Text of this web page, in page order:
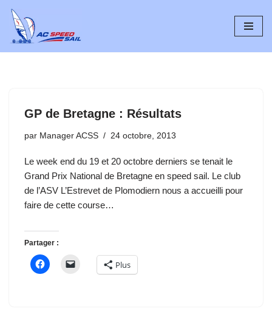
Aller
au
GP de Bretagne : Résultats
par Manager ACSS 24 octobre, 2013
Le week end du 19 et 20 octobre derniers se tenait le
Grand Prix National de Bretagne en speed sail. Le club
de l’ASV L’Estrevet de Plomodiern nous a accueilli pour
faire de cette course…
Partager :
Plus